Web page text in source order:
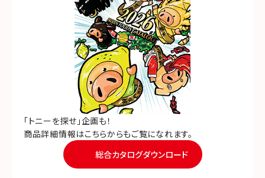
「トニーを探せ」企画も！
商品詳細情報はこちらからもご覧になれます。
総合カタログダウンロード